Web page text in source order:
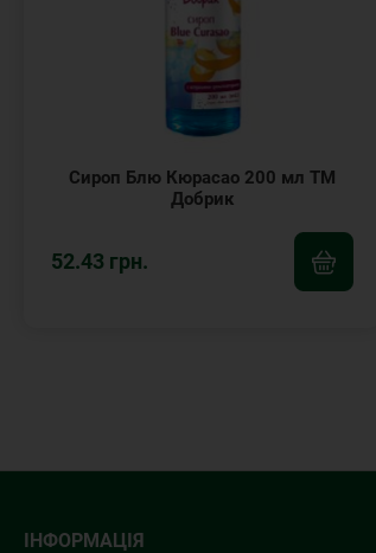
Сироп Блю Кюрасао 200 мл ТМ
Добрик
52.43 грн.
ІНФОРМАЦІЯ